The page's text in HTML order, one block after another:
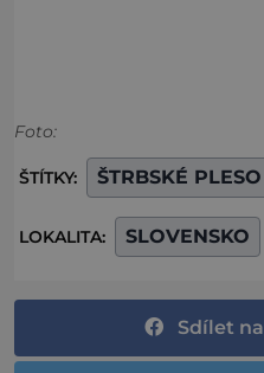
Foto:
ŠTÍTKY: ŠTRBSKÉ PLESO
LOKALITA: SLOVENSKO
Sdílet